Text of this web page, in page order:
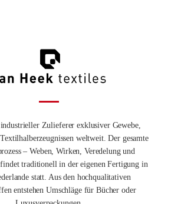
Zulieferer exklusiver Gewebe,
weltweit. Der gesamte
– Weben, Wirken, Veredelung und
traditionell in der eigenen Fertigung in
statt. Aus den hochqualitativen
entstehen Umschläge für Bücher oder